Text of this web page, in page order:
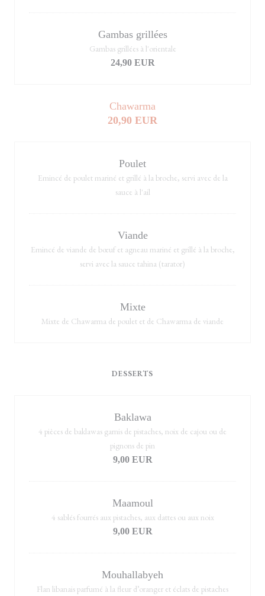
Gambas grillées
Gambas grillées à l'orientale
24,90 EUR
Chawarma
20,90 EUR
Poulet
Emincé de poulet mariné et grillé à la broche, servi avec de la
sauce à l'ail
Viande
Emincé de viande de bœuf et agneau mariné et grillé à la broche,
servi avec la sauce tahina (tarator)
Mixte
Mixte de Chawarma de poulet et de Chawarma de viande
DESSERTS
Baklawa
4 pièces de baklawas garnis de pistaches, noix de cajou ou de
pignons de pin
9,00 EUR
Maamoul
4 sablés fourrés aux pistaches, aux dattes ou aux noix
9,00 EUR
Mouhallabyeh
Flan libanais parfumé à la fleur d’oranger et éclats de pistaches